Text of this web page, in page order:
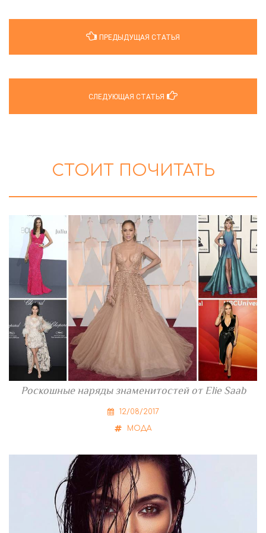
ПРЕДЫДУЩАЯ СТАТЬЯ
СЛЕДУЮЩАЯ СТАТЬЯ
СТОИТ ПОЧИТАТЬ
Роскошные наряды знаменитостей от Elie Saab
12/08/2017
МОДА